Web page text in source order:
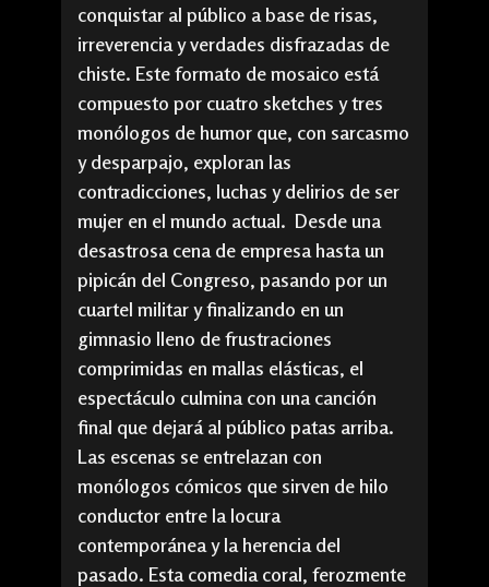
conquistar al público a base de risas,
irreverencia y verdades disfrazadas de
chiste. Este formato de mosaico está
compuesto por cuatro sketches y tres
monólogos de humor que, con sarcasmo
y desparpajo, exploran las
contradicciones, luchas y delirios de ser
mujer en el mundo actual. Desde una
desastrosa cena de empresa hasta un
pipicán del Congreso, pasando por un
cuartel militar y finalizando en un
gimnasio lleno de frustraciones
comprimidas en mallas elásticas, el
espectáculo culmina con una canción
final que dejará al público patas arriba.
Las escenas se entrelazan con
monólogos cómicos que sirven de hilo
conductor entre la locura
contemporánea y la herencia del
pasado. Esta comedia coral, ferozmente